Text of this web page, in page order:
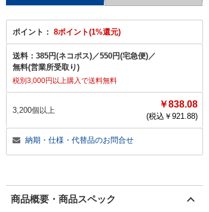
ポイント： 8ポイント(1%還元)
送料： 385円(ネコポス)／550円(宅急便)／
無料(営業所受取り)
税別3,000円以上購入で送料無料
3,200個以上
￥838.08
(税込￥ 921.88)
納期・仕様・代替品のお問合せ
商品概要・商品スペック